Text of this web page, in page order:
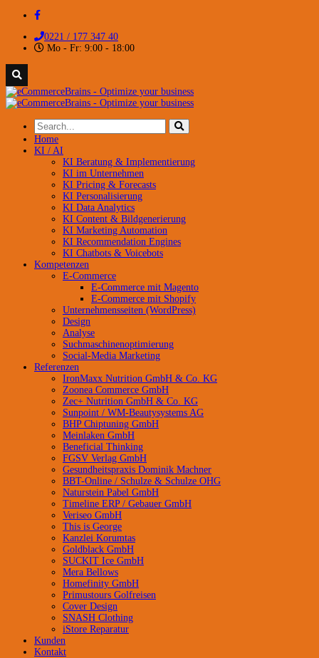
0221 / 177 347 40
Mo - Fr: 9:00 - 18:00
Home
KI / AI
KI Beratung & Implementierung
KI im Unternehmen
KI Pricing & Forecasts
KI Personalisierung
KI Data Analytics
KI Content & Bildgenerierung
KI Marketing Automation
KI Recommendation Engines
KI Chatbots & Voicebots
Kompetenzen
E-Commerce
E-Commerce mit Magento
E-Commerce mit Shopify
Unternehmensseiten (WordPress)
Design
Analyse
Suchmaschinenoptimierung
Social-Media Marketing
Referenzen
IronMaxx Nutrition GmbH & Co. KG
Zoonea Commerce GmbH
Zec+ Nutrition GmbH & Co. KG
Sunpoint / WM-Beautysystems AG
BHP Chiptuning GmbH
Meinlaken GmbH
Beneficial Thinking
FGSV Verlag GmbH
Gesundheitspraxis Dominik Machner
BBT-Online / Schulze & Schulze OHG
Naturstein Pabel GmbH
Timeline ERP / Gebauer GmbH
Veriseo GmbH
This is George
Kanzlei Korumtas
Goldblack GmbH
SUCKIT Ice GmbH
Mera Bellows
Homefinity GmbH
Primustours Golfreisen
Cover Design
SNASH Clothing
iStore Reparatur
Kunden
Kontakt